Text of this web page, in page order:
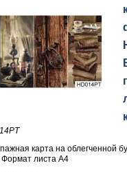
карта на облегченной
Формат листа А4